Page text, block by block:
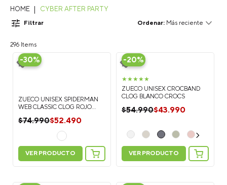
CYBER AFTER PARTY
Filtrar Más reciente
296
-30%
ZUECO UNISEX SPIDERMAN
WEB CLASSIC CLOG ROJO
$74.990$52.490
VER PRODUCTO
-20%
★★★★★
ZUECO UNISEX CROCBAND
CLOG BLANCO CROCS
$54.990$43.990
VER PRODUCTO